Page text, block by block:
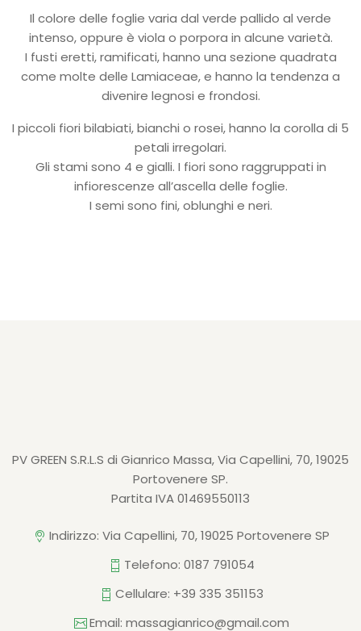
Il colore delle foglie varia dal verde pallido al verde
intenso, oppure è viola o porpora in alcune varietà.
I fusti eretti, ramificati, hanno una sezione quadrata
come molte delle Lamiaceae, e hanno la tendenza a
divenire legnosi e frondosi.
I piccoli fiori bilabiati, bianchi o rosei, hanno la corolla di 5
petali irregolari.
Gli stami sono 4 e gialli. I fiori sono raggruppati in
infiorescenze all’ascella delle foglie.
I semi sono fini, oblunghi e neri.
PV GREEN S.R.L.S di Gianrico Massa, Via Capellini, 70, 19025
Portovenere SP.
Partita IVA 01469550113
Indirizzo: Via Capellini, 70, 19025 Portovenere SP
Telefono: 0187 791054
Cellulare: +39 335 351153
Email: massagianrico@gmail.com